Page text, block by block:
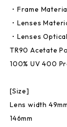
・Frame
・Lenses
・Lenses
TR90 Acetate
100% UV 400
[Size]
Lens width
146mm